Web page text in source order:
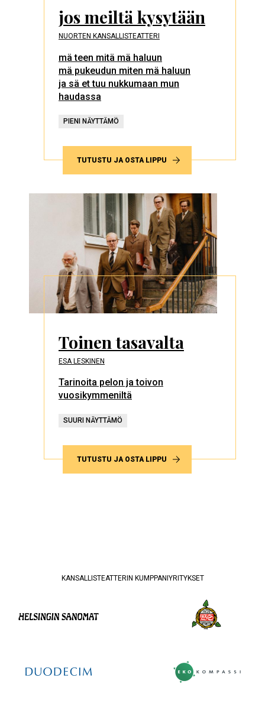
jos meiltä kysytään
NUORTEN KANSALLISTEATTERI
mä teen mitä mä haluun
mä pukeudun miten mä haluun
ja sä et tuu nukkumaan mun
haudassa
PIENI NÄYTTÄMÖ
TUTUSTU JA OSTA LIPPU
Toinen tasavalta
ESA LESKINEN
Tarinoita pelon ja toivon
vuosikymmeniltä
SUURI NÄYTTÄMÖ
TUTUSTU JA OSTA LIPPU
KANSALLISTEATTERIN KUMPPANIYRITYKSET